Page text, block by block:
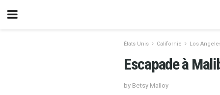
États Unis Californie Los
Escapade à
by Betsy Malloy